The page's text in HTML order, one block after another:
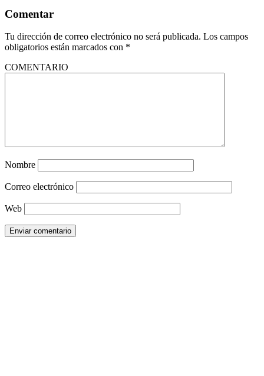
Comentar
Tu dirección de correo electrónico no será publicada. Los campos
obligatorios están marcados con *
COMENTARIO
Nombre
Correo electrónico
Web